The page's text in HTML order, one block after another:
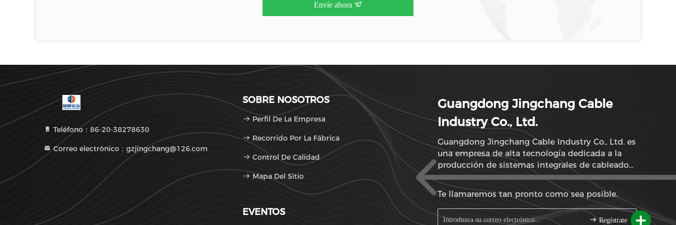
Envíe ahora
Teléfono：86-20-38278630
Correo electrónico：gzjingchang@126.com
SOBRE NOSOTROS
Perfil De La Empresa
Recorrido Por La Fábrica
Control De Calidad
Mapa Del Sitio
EVENTOS
Guangdong Jingchang Cable
Industry Co., Ltd.
Guangdong Jingchang Cable Industry Co., Ltd. es
una empresa de alta tecnología dedicada a la
producción de sistemas integrales de cableado
de red.
Te llamaremos tan pronto como sea posible.
Regístrate